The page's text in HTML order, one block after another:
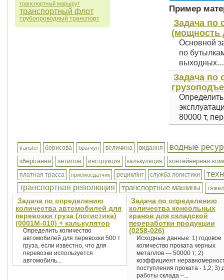
транспортный маршрут
транспортный флот
трубопроводный транспорт
Пример
Задача по
(мощность
Основной
по
Задача по
80000 т,
transfer борисова братчун величина видання водные
зберігання зетилов инструкция калькуляция контейнерная
платная трасса приемосдатчик рециклінг служба логистики
транспортная революция транспортные машины
Задача по определению
количества автомобилей для
перевозки груза (логистика)
(0001М-010) + калькулятор
Определить количество
автомобилей для перевозки 500 т
груза, если известно, что для
перевозки используется
автомобиль...
Задача по определению
количества консольных
кранов для складской
переработки продукции
(0258-026)
Исходные данные: 1) годовое
количество проката черных
металлов — 50000 т; 2)
коэффициент
поступления проката - 1,2; 3)
работы склада –...